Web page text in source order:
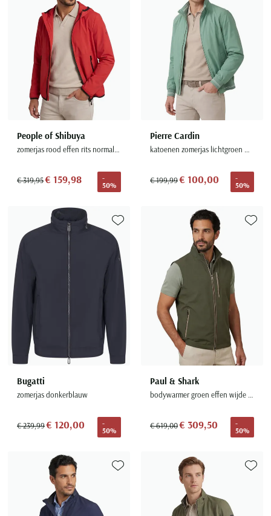
Seidensticker
Slater
State of Art
Superdry
Tenson
Thomas Maine
Tommy Hilfiger
Tramarossa
UBR
Vanguard
Wellington of Billmore
William Lockie
Xacus
Alle merken
People of Shibuya
zomerjas rood effen rits normale fit
€ 319,95€ 159,98
-
50%
Pierre Cardin
katoenen zomerjas lichtgroen modern fit
€ 199,99€ 100,00
-
50%
Bugatti
zomerjas donkerblauw
€ 239,99€ 120,00
-
50%
Toevoegen aan favorieten
Paul & Shark
bodywarmer groen effen wijde fit
€ 619,00€ 309,50
-
50%
Toevoegen aan favorieten